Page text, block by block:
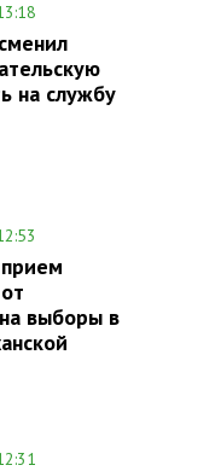
на службу
выборы в